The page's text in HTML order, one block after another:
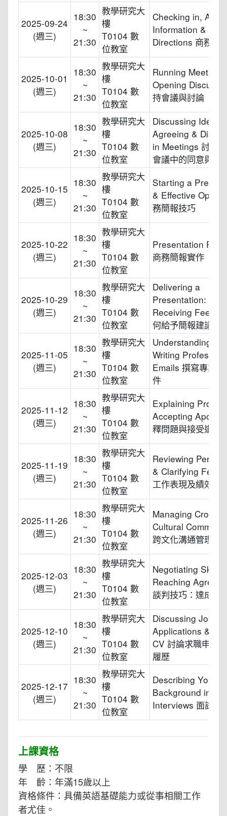
2025-09-24
(週三)
18:30
~
21:30
教學研究大
樓
T0104 數
位教室
Checking in,
Information &
Directions 商務出
2025-10-01
(週三)
18:30
~
21:30
教學研究大
樓
T0104 數
位教室
Running
Opening
持會議與討論
2025-10-08
(週三)
18:30
~
21:30
教學研究大
樓
T0104 數
位教室
Discussing Ideas:
Agreeing &
in Meetings 討論
會議中的同意與不
2025-10-15
(週三)
18:30
~
21:30
教學研究大
樓
T0104 數
位教室
Starting a
& Effective
務簡報技巧
2025-10-22
(週三)
18:30
~
21:30
教學研究大
樓
T0104 數
位教室
Presentation
商務簡報實作
2025-10-29
(週三)
18:30
~
21:30
教學研究大
樓
T0104 數
位教室
Delivering a
Presentation:
Receiving
何給予簡報建議與
2025-11-05
(週三)
18:30
~
21:30
教學研究大
樓
T0104 數
位教室
Understanding &
Writing
Emails 撰寫專業
件
2025-11-12
(週三)
18:30
~
21:30
教學研究大
樓
T0104 數
位教室
Explaining
Accepting
釋問題與接受道歉
2025-11-19
(週三)
18:30
~
21:30
教學研究大
樓
T0104 數
位教室
Reviewing
& Clarifying
工作表現及績效
2025-11-26
(週三)
18:30
~
21:30
教學研究大
樓
T0104 數
位教室
Managing Cross-
Cultural
跨文化溝通管理
2025-12-03
(週三)
18:30
~
21:30
教學研究大
樓
T0104 數
位教室
Negotiating Skills:
Reaching
談判技巧：達成協
2025-12-10
(週三)
18:30
~
21:30
教學研究大
樓
T0104 數
位教室
Discussing Job
Applications &
CV 討論求職申請
履歷
2025-12-17
(週三)
18:30
~
21:30
教學研究大
樓
T0104 數
位教室
Describing Your
Background in
Interviews 面試技
上課資格
學 歷：不限
年 齡：年滿15歲以上
資格條件：具備英語基礎能力或從事相關工作
者尤佳。